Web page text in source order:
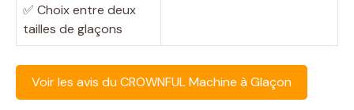
✅ Choix entre deux
tailles de glaçons
Voir les avis du CROWNFUL Machine à Glaçon